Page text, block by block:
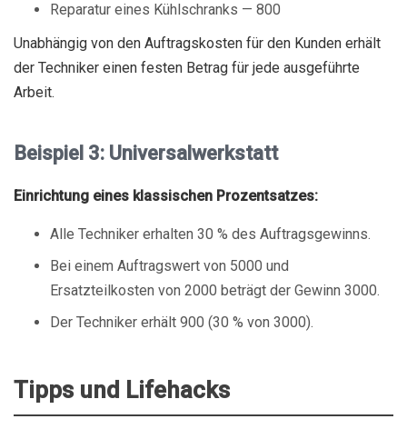
Reparatur eines Kühlschranks — 800
Unabhängig von den Auftragskosten für den Kunden erhält
der Techniker einen festen Betrag für jede ausgeführte
Arbeit.
Beispiel 3: Universalwerkstatt
Einrichtung eines klassischen Prozentsatzes:
Alle Techniker erhalten 30 % des Auftragsgewinns.
Bei einem Auftragswert von 5000 und
Ersatzteilkosten von 2000 beträgt der Gewinn 3000.
Der Techniker erhält 900 (30 % von 3000).
Tipps und Lifehacks